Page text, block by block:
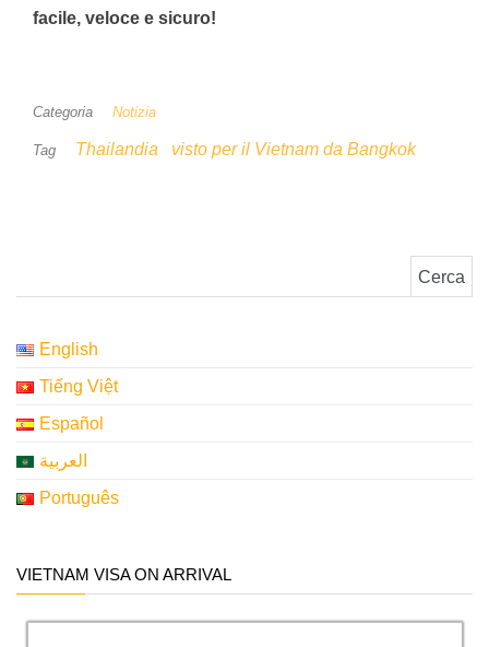
facile, veloce e sicuro!
Categoria Notizia
Tag Thailandia visto per il Vietnam da Bangkok
English
Tiếng Việt
Español
العربية
Português
VIETNAM VISA ON ARRIVAL